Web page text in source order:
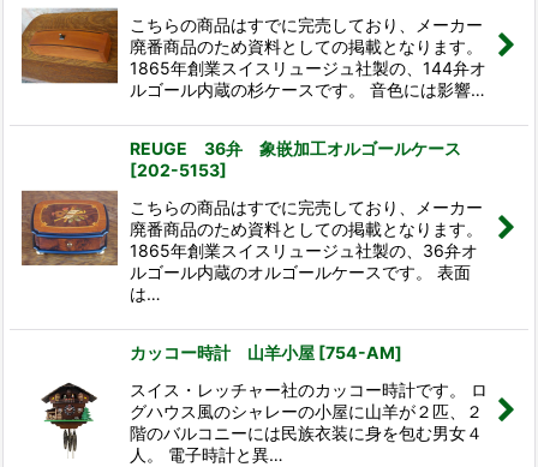
こちらの商品はすでに完売しており、メーカー
廃番商品のため資料としての掲載となります。
1865年創業スイスリュージュ社製の、144弁オ
ルゴール内蔵の杉ケースです。 音色には影響…
REUGE 36弁 象嵌加工オルゴールケース
[202-5153]
こちらの商品はすでに完売しており、メーカー
廃番商品のため資料としての掲載となります。
1865年創業スイスリュージュ社製の、36弁オ
ルゴール内蔵のオルゴールケースです。 表面
は…
カッコー時計 山羊小屋 [754-AM]
スイス・レッチャー社のカッコー時計です。 ロ
グハウス風のシャレーの小屋に山羊が２匹、２
階のバルコニーには民族衣装に身を包む男女４
人。 電子時計と異…